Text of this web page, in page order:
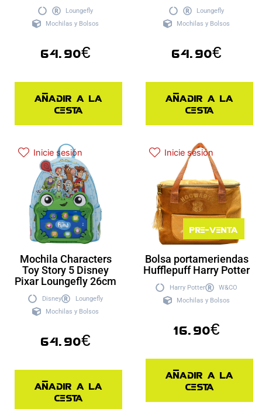
Loungefly
Mochilas y Bolsos
64.90€
Añadir a la
cesta
Loungefly
Mochilas y Bolsos
64.90€
Añadir a la
cesta
Inicie sesión
Mochila Characters
Toy Story 5 Disney
Pixar Loungefly 26cm
Disney
Loungefly
Mochilas y Bolsos
64.90€
Añadir a la
cesta
Inicie sesión
Pre-venta
Bolsa portameriendas
Hufflepuff Harry Potter
Harry Potter
W&CO
Mochilas y Bolsos
16.90€
Añadir a la
cesta